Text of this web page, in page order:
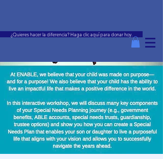
¿Quieres hacer la diferencia? Haga clic aquí para donar hoy.